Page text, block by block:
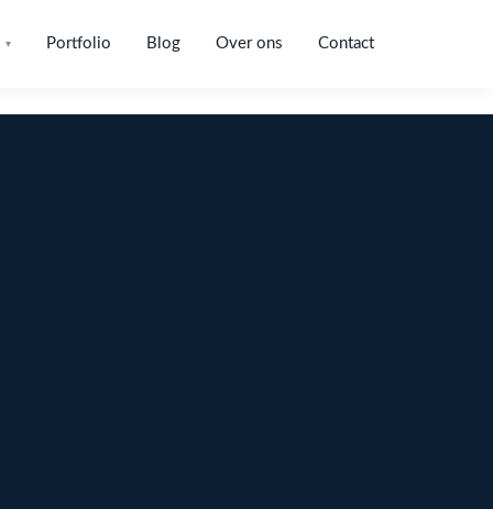
▾ Portfolio Blog Over ons Contact